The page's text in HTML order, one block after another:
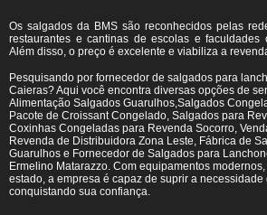
Os salgados da BMS são reconhecidos pelas
restaurantes e cantinas de escolas e faculdades
Além disso, o preço é excelente e viabiliza a
Pesquisando por fornecedor de salgados para
Caieras? Aqui você encontra diversas opções de
Alimentação Salgados Guarulhos,Salgados
Pacote de Croissant Congelado, Salgados para
Coxinhas Congeladas para Revenda Socorro,
Revenda de Distribuidora Zona Leste, Fábrica de
Guarulhos e Fornecedor de Salgados para
Ermelino Matarazzo. Com equipamentos
estado, a empresa é capaz de suprir a necessidade
conquistando sua confiança.